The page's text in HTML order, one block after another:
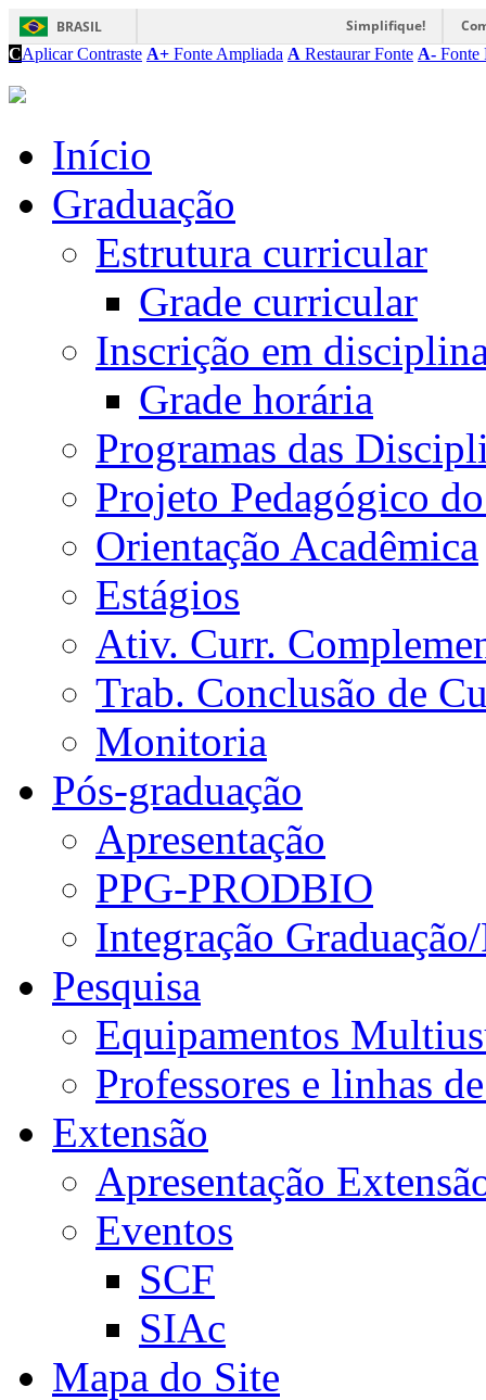
BRASIL Simplifique!
CAplicar Contraste A+ Fonte Ampliada A Restaurar Fonte A- Fonte
Início
Graduação
Estrutura curricular
Grade curricular
Inscrição em
Grade horária
Programas das
Projeto Pedagógico
Orientação Acadêmica
Estágios
Ativ. Curr.
Trab. Conclusão de
Monitoria
Pós-graduação
Apresentação
PPG-PRODBIO
Integração
Pesquisa
Equipamentos
Professores e linhas
Extensão
Apresentação
Eventos
SCF
SIAc
Mapa do Site